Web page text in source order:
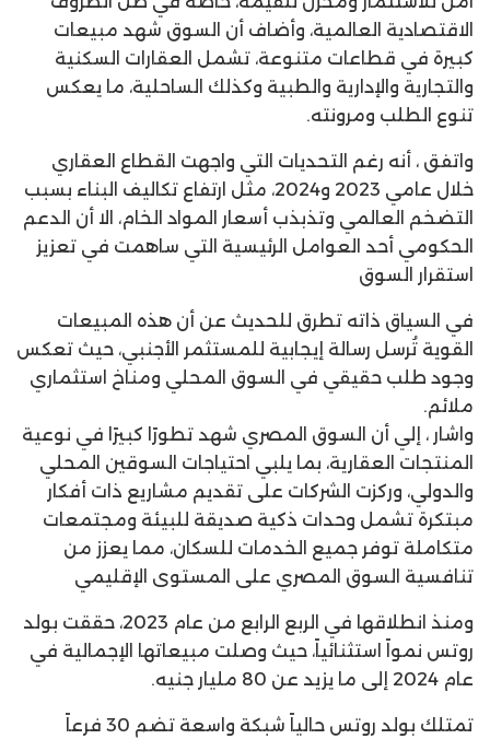
الاقتصادية العالمية، وأضاف أن السوق شهد مبيعات
كبيرة في قطاعات متنوعة، تشمل العقارات السكنية
والتجارية والإدارية والطبية وكذلك الساحلية، ما يعكس
تنوع الطلب ومرونته.
واتفق ، أنه رغم التحديات التي واجهت القطاع العقاري
خلال عامي 2023 و2024، مثل ارتفاع تكاليف البناء بسبب
التضخم العالمي وتذبذب أسعار المواد الخام، الا أن الدعم
الحكومي أحد العوامل الرئيسية التي ساهمت في تعزيز
استقرار السوق
في السياق ذاته تطرق للحديث عن أن هذه المبيعات
القوية تُرسل رسالة إيجابية للمستثمر الأجنبي، حيث تعكس
وجود طلب حقيقي في السوق المحلي ومناخ استثماري
ملائم.
واشار ، إلي أن السوق المصري شهد تطورًا كبيرًا في نوعية
المنتجات العقارية، بما يلبي احتياجات السوقين المحلي
والدولي، وركزت الشركات على تقديم مشاريع ذات أفكار
مبتكرة تشمل وحدات ذكية صديقة للبيئة ومجتمعات
متكاملة توفر جميع الخدمات للسكان، مما يعزز من
تنافسية السوق المصري على المستوى الإقليمي
ومنذ انطلاقها في الربع الرابع من عام 2023، حققت بولد
روتس نمواً استثنائياً، حيث وصلت مبيعاتها الإجمالية في
عام 2024 إلى ما يزيد عن 80 مليار جنيه.
تمتلك بولد روتس حالياً شبكة واسعة تضم 30 فرعاً